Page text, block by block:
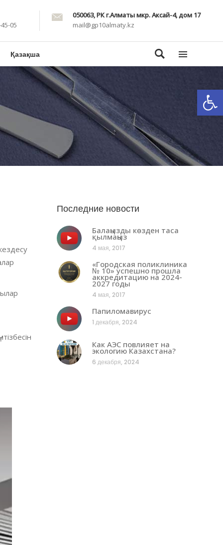
05
050063, РК г.Алматы мкр. Аксай-4, дом 17
mail@gp10almaty.kz
Қазақша
Последние новости
Балаңызды көзден таса
қылмаңыз
4 мая, 2017
«Городская поликлиника
№ 10» успешно прошла
аккредитацию на 2024-
2027 годы
4 мая, 2017
Папиломавирус
1 декабря, 2024
Как АЭС повлияет на
экологию Казахстана?
6 декабря, 2024